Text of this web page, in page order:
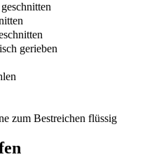
gerieben
zum Bestreichen flüssig